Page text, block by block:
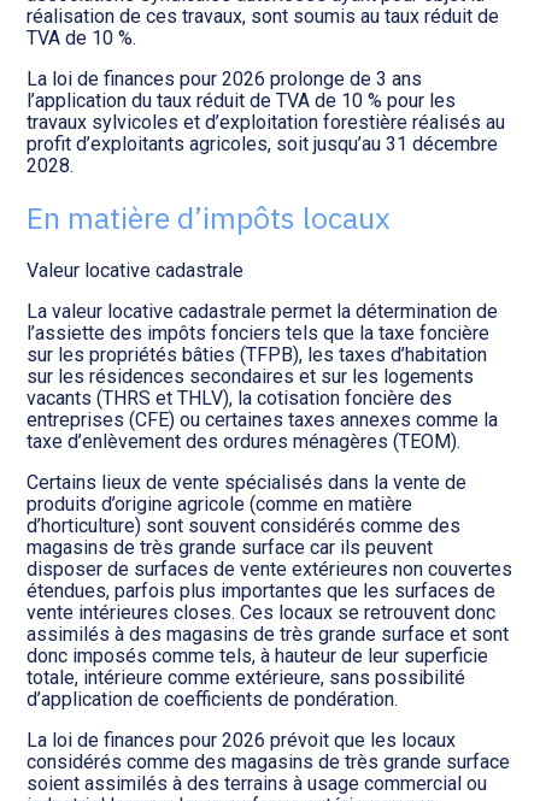
réalisation de ces travaux, sont soumis au taux réduit de
TVA de 10 %.
La loi de finances pour 2026 prolonge de 3 ans
l’application du taux réduit de TVA de 10 % pour les
travaux sylvicoles et d’exploitation forestière réalisés au
profit d’exploitants agricoles, soit jusqu’au 31 décembre
2028.
En matière d’impôts locaux
Valeur locative cadastrale
La valeur locative cadastrale permet la détermination de
l’assiette des impôts fonciers tels que la taxe foncière
sur les propriétés bâties (TFPB), les taxes d’habitation
sur les résidences secondaires et sur les logements
vacants (THRS et THLV), la cotisation foncière des
entreprises (CFE) ou certaines taxes annexes comme la
taxe d’enlèvement des ordures ménagères (TEOM).
Certains lieux de vente spécialisés dans la vente de
produits d’origine agricole (comme en matière
d’horticulture) sont souvent considérés comme des
magasins de très grande surface car ils peuvent
disposer de surfaces de vente extérieures non couvertes
étendues, parfois plus importantes que les surfaces de
vente intérieures closes. Ces locaux se retrouvent donc
assimilés à des magasins de très grande surface et sont
donc imposés comme tels, à hauteur de leur superficie
totale, intérieure comme extérieure, sans possibilité
d’application de coefficients de pondération.
La loi de finances pour 2026 prévoit que les locaux
considérés comme des magasins de très grande surface
soient assimilés à des terrains à usage commercial ou